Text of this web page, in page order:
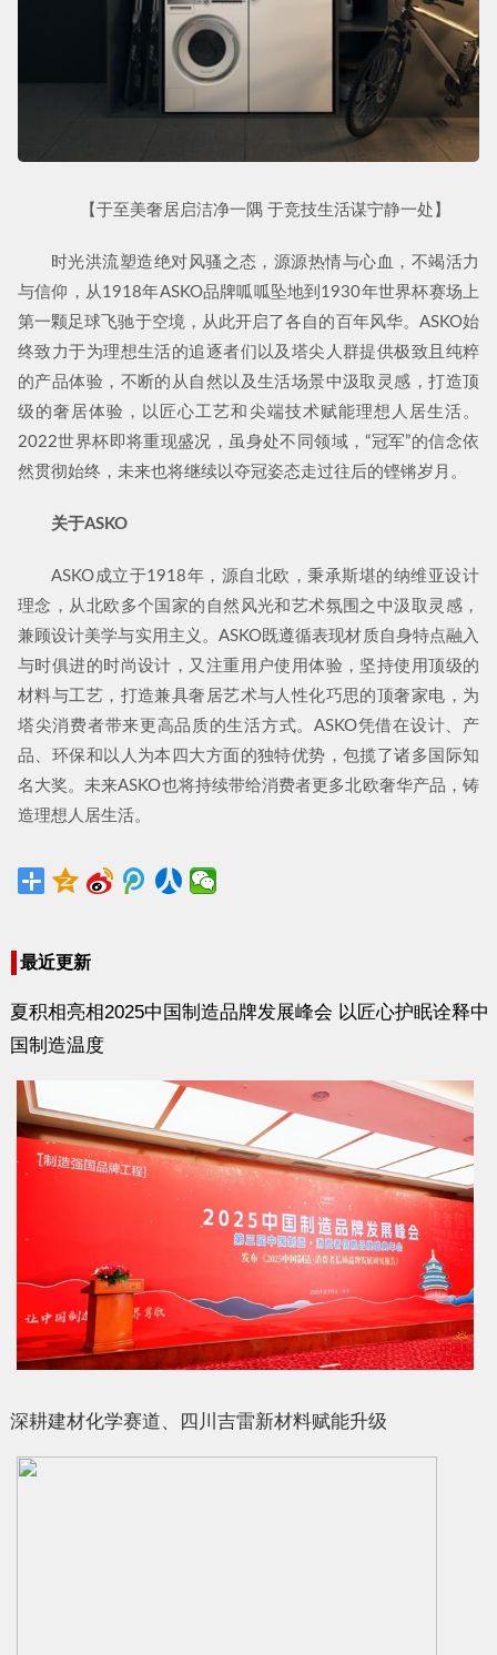
【于至美奢居启洁净一隅 于竞技生活谋宁静一处】
时光洪流塑造绝对风骚之态，源源热情与心血，不竭活力
与信仰，从1918年ASKO品牌呱呱坠地到1930年世界杯赛场上
第一颗足球飞驰于空境，从此开启了各自的百年风华。ASKO始
终致力于为理想生活的追逐者们以及塔尖人群提供极致且纯粹
的产品体验，不断的从自然以及生活场景中汲取灵感，打造顶
级的奢居体验，以匠心工艺和尖端技术赋能理想人居生活。
2022世界杯即将重现盛况，虽身处不同领域，“冠军”的信念依
然贯彻始终，未来也将继续以夺冠姿态走过往后的铿锵岁月。
关于ASKO
ASKO成立于1918年，源自北欧，秉承斯堪的纳维亚设计
理念，从北欧多个国家的自然风光和艺术氛围之中汲取灵感，
兼顾设计美学与实用主义。ASKO既遵循表现材质自身特点融入
与时俱进的时尚设计，又注重用户使用体验，坚持使用顶级的
材料与工艺，打造兼具奢居艺术与人性化巧思的顶奢家电，为
塔尖消费者带来更高品质的生活方式。ASKO凭借在设计、产
品、环保和以人为本四大方面的独特优势，包揽了诸多国际知
名大奖。未来ASKO也将持续带给消费者更多北欧奢华产品，铸
造理想人居生活。
最近更新
夏积相亮相2025中国制造品牌发展峰会 以匠心护眠诠释中
国制造温度
深耕建材化学赛道、四川吉雷新材料赋能升级